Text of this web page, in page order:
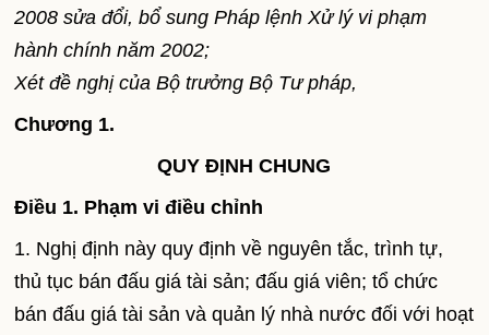
2008 sửa đổi, bổ sung Pháp lệnh Xử lý vi phạm
hành chính năm 2002;
Xét đề nghị của Bộ trưởng Bộ Tư pháp,
Chương 1.
QUY ĐỊNH CHUNG
Điều 1. Phạm vi điều chỉnh
1. Nghị định này quy định về nguyên tắc, trình tự,
thủ tục bán đấu giá tài sản; đấu giá viên; tổ chức
bán đấu giá tài sản và quản lý nhà nước đối với hoạt